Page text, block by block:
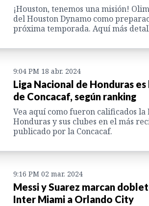
¡Houston, tenemos una misión!
del Houston Dynamo como
próxima temporada. Aquí más
9:04 PM 18 abr. 2024
Liga Nacional de Honduras
de Concacaf, según ranking
Vea aquí como fueron calificados la
Honduras y sus clubes en el más
publicado por la Concacaf.
9:16 PM 02 mar. 2024
Messi y Suarez marcan
Inter Miami a Orlando City